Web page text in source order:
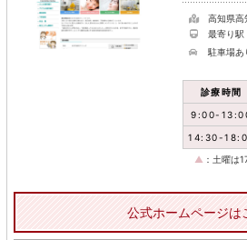
高知県
最寄り駅
駐車場あ
診療時間
9:00-
14:30-
▲ ：土曜は
公式ホームページは